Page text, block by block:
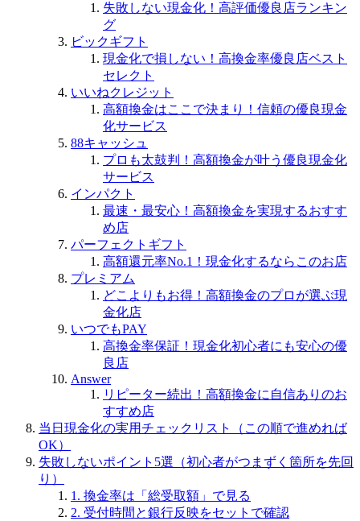
失敗しない現金化！高評価優良店ランキン
グ
ビックギフト
現金化で損しない！高換金率優良店ベスト
セレクト
いいねクレジット
高額換金はここで決まり！信頼の優良現金
化サービス
88キャッシュ
プロも太鼓判！高額換金が叶う優良現金化
サービス
インパクト
最速・最安心！高額換金を実現するおすす
め店
パーフェクトギフト
高額還元率No.1！現金化するならこのお店
プレミアム
どこよりもお得！高額換金のプロが選ぶ現
金化店
いつでもPAY
高換金率保証！現金化初心者にも安心の優
良店
Answer
リピーター続出！高額換金に自信ありのお
すすめ店
当日現金化の実用チェックリスト（この順で進めれば
OK）
失敗しないポイント5選（初心者がつまずく箇所を先回
り）
1. 換金率は「総受取額」で見る
2. 受付時間と銀行反映をセットで確認